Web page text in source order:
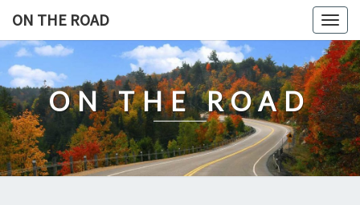
content
ON THE ROAD
ON THE ROAD